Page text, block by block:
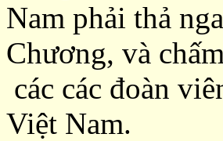
Nam phải thả
Chương, và
các các đoàn
Việt Nam.